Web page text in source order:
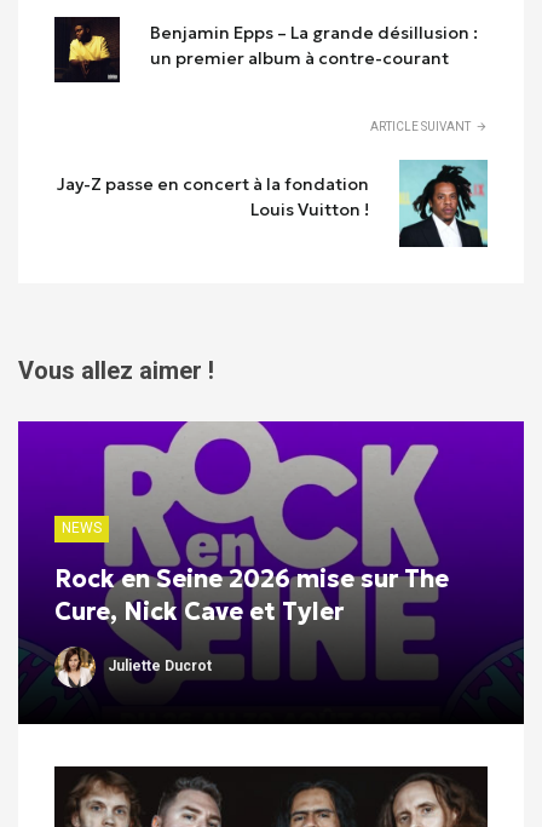
Benjamin Epps – La grande désillusion :
un premier album à contre-courant
ARTICLE SUIVANT
Jay-Z passe en concert à la fondation
Louis Vuitton !
Vous allez aimer !
NEWS
Rock en Seine 2026 mise sur The
Cure, Nick Cave et Tyler
Juliette Ducrot